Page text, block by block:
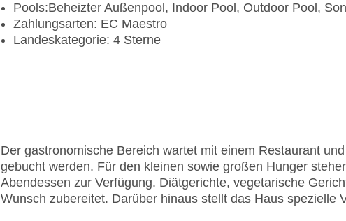
Pools:Beheizter Außenpool, Indoor Pool, Outdoor Pool,
Zahlungsarten: EC Maestro
Landeskategorie: 4 Sterne
Der gastronomische Bereich wartet mit einem Restaurant
gebucht werden. Für den kleinen sowie großen Hunger
Abendessen zur Verfügung. Diätgerichte, vegetarische
Wunsch zubereitet. Darüber hinaus stellt das Haus spezielle